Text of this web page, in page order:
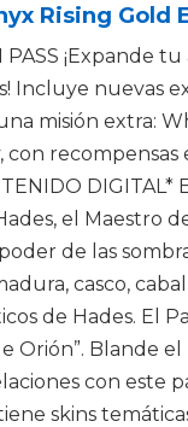
Rising Gold
PASS ¡Expande
Incluye nuevas
misión extra:
con recompensas
DIGITAL*
el Maestro
de las
casco,
de Hades. El
Orión”. Blande
con este
skins